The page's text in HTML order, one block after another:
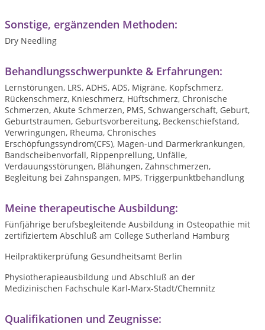
Sonstige, ergänzenden Methoden:
Dry Needling
Behandlungsschwerpunkte & Erfahrungen:
Lernstörungen, LRS, ADHS, ADS, Migräne, Kopfschmerz,
Rückenschmerz, Knieschmerz, Hüftschmerz, Chronische
Schmerzen, Akute Schmerzen, PMS, Schwangerschaft, Geburt,
Geburtstraumen, Geburtsvorbereitung, Beckenschiefstand,
Verwringungen, Rheuma, Chronisches
Erschöpfungssyndrom(CFS), Magen-und Darmerkrankungen,
Bandscheibenvorfall, Rippenprellung, Unfälle,
Verdauungsstörungen, Blähungen, Zahnschmerzen,
Begleitung bei Zahnspangen, MPS, Triggerpunktbehandlung
Meine therapeutische Ausbildung:
Fünfjährige berufsbegleitende Ausbildung in Osteopathie mit
zertifiziertem Abschluß am College Sutherland Hamburg
Heilpraktikerprüfung Gesundheitsamt Berlin
Physiotherapieausbildung und Abschluß an der
Medizinischen Fachschule Karl-Marx-Stadt/Chemnitz
Qualifikationen und Zeugnisse: